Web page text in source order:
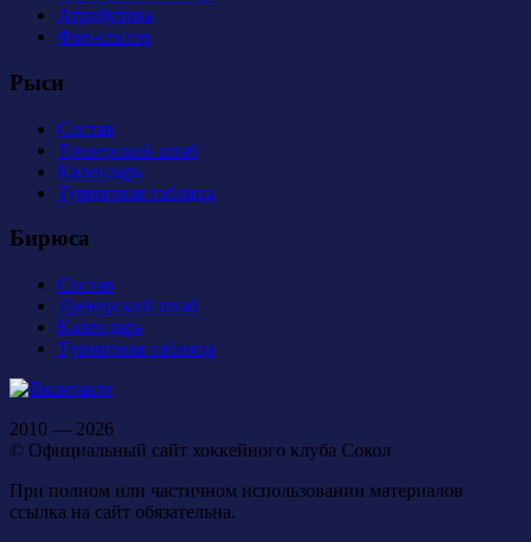
Атрибутика
Фан-сектор
Рыси
Состав
Тренерский штаб
Календарь
Турнирная таблица
Бирюса
Состав
Тренерский штаб
Календарь
Турнирная таблица
2010 — 2026
© Официальный сайт хоккейного клуба Сокол
При полном или частичном использовании материалов
ссылка на сайт обязательна.